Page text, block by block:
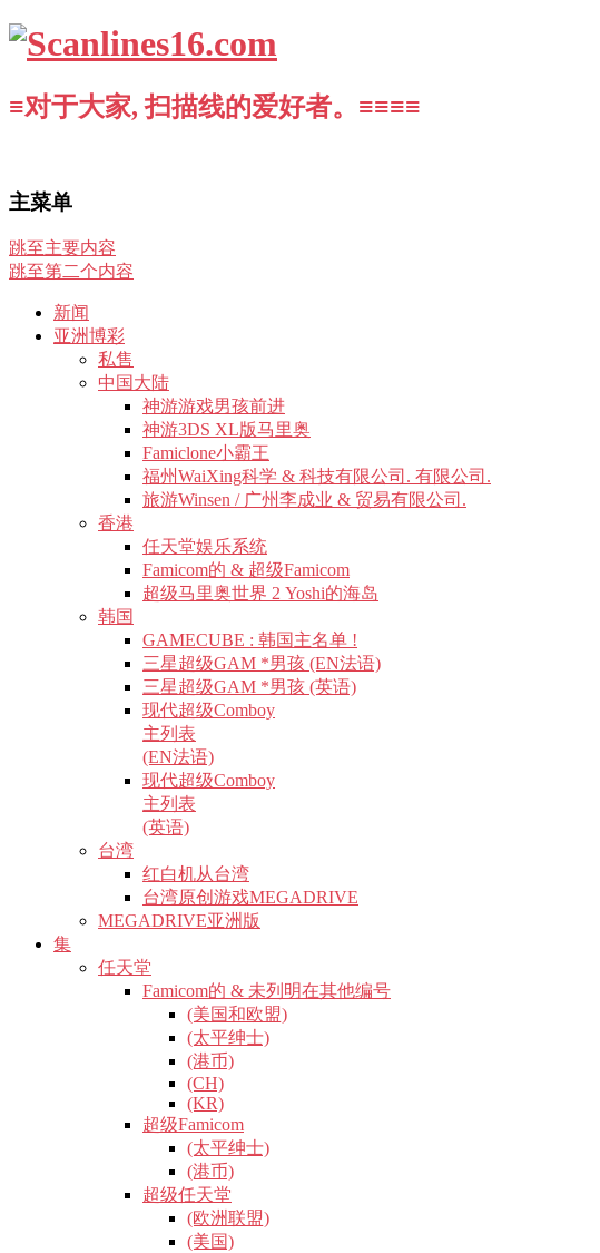
≡对于大家, 扫描线的爱好者。≡≡≡≡
主菜单
跳至主要内容
跳至第二个内容
新闻
亚洲博彩
私售
中国大陆
神游游戏男孩前进
神游3DS XL版马里奥
Famiclone小霸王
福州WaiXing科学 & 科技有限公司. 有限公司.
旅游Winsen / 广州李成业 & 贸易有限公司.
香港
任天堂娱乐系统
Famicom的 & 超级Famicom
超级马里奥世界 2 Yoshi的海岛
韩国
GAMECUBE : 韩国主名单 !
三星超级GAM *男孩 (EN法语)
三星超级GAM *男孩 (英语)
现代超级Comboy
主列表
(EN法语)
现代超级Comboy
主列表
(英语)
台湾
红白机从台湾
台湾原创游戏MEGADRIVE
MEGADRIVE亚洲版
集
任天堂
Famicom的 & 未列明在其他编号
(美国和欧盟)
(太平绅士)
(港币)
(CH)
(KR)
超级Famicom
(太平绅士)
(港币)
超级任天堂
(欧洲联盟)
(美国)